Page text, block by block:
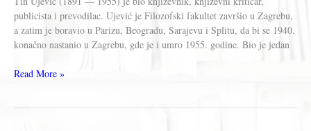
publicista i prevodilac. Ujević je Filozofski fakultet završio u Zagrebu,
a zatim je boravio u Parizu, Beogradu, Sarajevu i Splitu, da bi se 1940.
konačno nastanio u Zagrebu, gde je i umro 1955. godine. Bio je jedan
Tin
Read More »